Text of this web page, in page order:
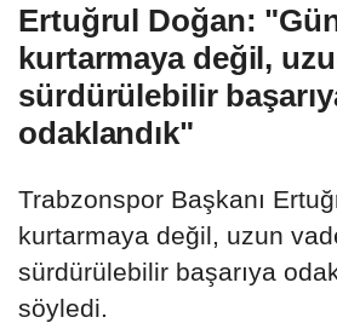
Ertuğrul Doğan:
kurtarmaya değil,
sürdürülebilir
odaklandık"
Trabzonspor Başkanı
kurtarmaya değil, uzun
sürdürülebilir başarıya
söyledi.